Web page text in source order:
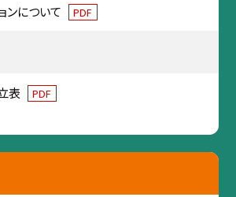
ンについて PDF
表 PDF